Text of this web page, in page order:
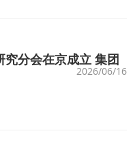
分会在京成立 集团
2026/06/16